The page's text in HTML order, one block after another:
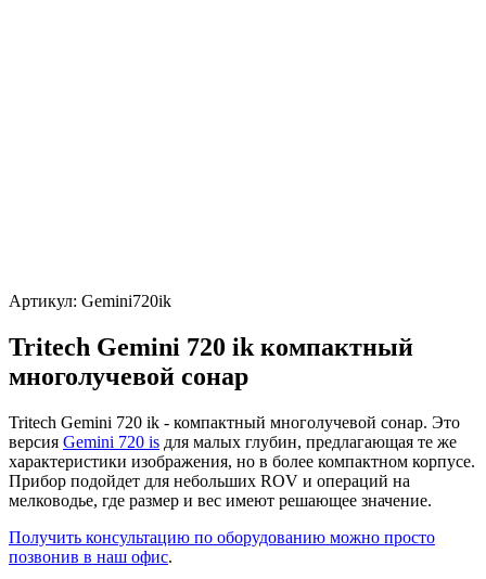
Артикул: Gemini720ik
Tritech Gemini 720 ik компактный
многолучевой сонар
Tritech Gemini 720 ik - компактный многолучевой сонар. Это
версия Gemini 720 is для малых глубин, предлагающая те же
характеристики изображения, но в более компактном корпусе.
Прибор подойдет для небольших ROV и операций на
мелководье, где размер и вес имеют решающее значение.
Получить консультацию по оборудованию можно просто
позвонив в наш офис.